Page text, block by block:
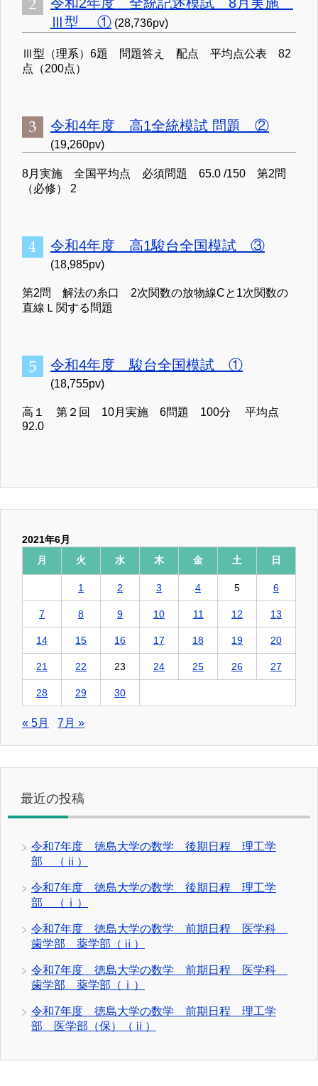
Ⅲ型 ① (28,736pv)
Ⅲ型（理系）6題 問題答え 配点 平均点公表 82
点（200点）
令和4年度 高1全統模試 問題 ②
(19,260pv)
8月実施 全国平均点 必須問題 65.0 /150 第2問
（必修） 2
令和4年度 高1駿台全国模試 ③
(18,985pv)
第2問 解法の糸口 2次関数の放物線Cと1次関数の
直線Ｌ関する問題
令和4年度 駿台全国模試 ①
(18,755pv)
高１ 第２回 10月実施 6問題 100分 平均点
92.0
2021年6月
月
火 水 木 金 土 日
1 2 3 4 5 6
7 8 9 10 11 12 13
14 15 16 17 18 19 20
21 22 23 24 25 26 27
28 29 30
« 5月 7月 »
最近の投稿
令和7年度 徳島大学の数学 後期日程 理工学
部 （ⅱ）
令和7年度 徳島大学の数学 後期日程 理工学
部 （ⅰ）
令和7年度 徳島大学の数学 前期日程 医学科
歯学部 薬学部（ⅱ）
令和7年度 徳島大学の数学 前期日程 医学科
歯学部 薬学部（ⅰ）
令和7年度 徳島大学の数学 前期日程 理工学
部 医学部（保）（ⅱ）